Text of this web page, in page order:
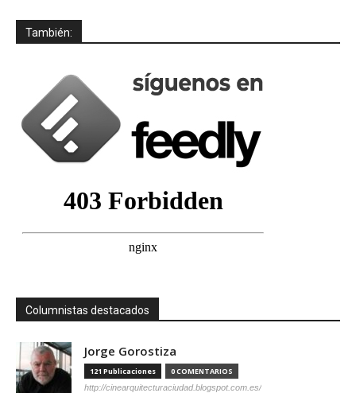
También:
Columnistas destacados
Jorge Gorostiza
121 Publicaciones 0 COMENTARIOS
http://cinearquitecturaciudad.blogspot.com.es/